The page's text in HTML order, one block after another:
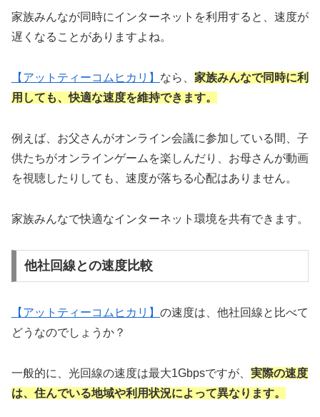
家族みんなが同時にインターネットを利用すると、速度が
遅くなることがありますよね。
【アットティーコムヒカリ】 なら、 家族みんなで同時に利
用しても、快適な速度を維持できます。
例えば、お父さんがオンライン会議に参加している間、子
供たちがオンラインゲームを楽しんだり、お母さんが動画
を視聴したりしても、速度が落ちる心配はありません。
家族みんなで快適なインターネット環境を共有できます。
他社回線との速度比較
【アットティーコムヒカリ】 の速度は、他社回線と比べて
どうなのでしょうか？
一般的に、光回線の速度は最大1Gbpsですが、 実際の速度
は、住んでいる地域や利用状況によって異なります。